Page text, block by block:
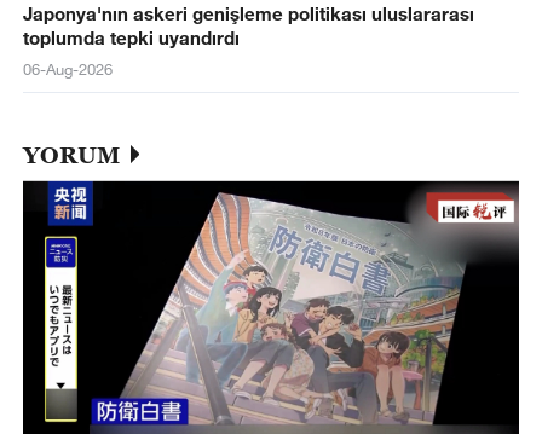
Japonya'nın askeri genişleme politikası uluslararası
toplumda tepki uyandırdı
06-Aug-2026
YORUM